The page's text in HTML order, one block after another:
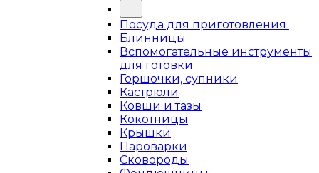
Посуда для приготовления
Блинницы
Вспомогательные инструменты
для готовки
Горшочки, супники
Кастрюли
Ковши и тазы
Кокотницы
Крышки
Пароварки
Сковороды